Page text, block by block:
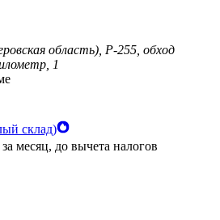
область), Р-255, обход
1
склад)
за месяц, до вычета налогов